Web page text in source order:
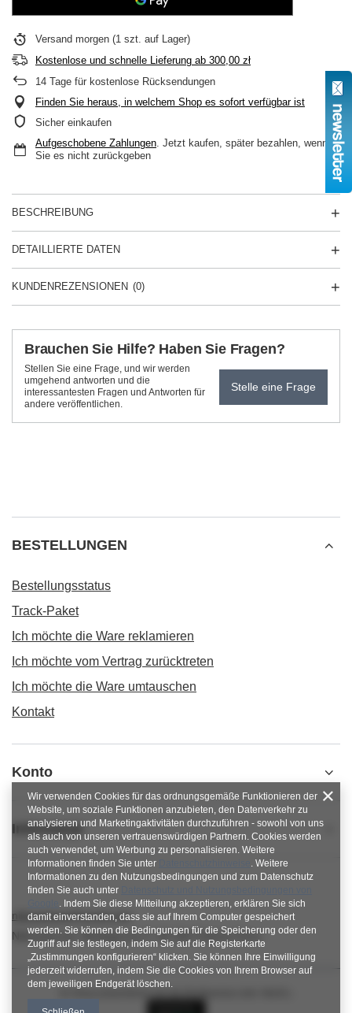
Versand morgen (1 szt. auf Lager)
Kostenlose und schnelle Lieferung ab 300,00 zł
14 Tage für kostenlose Rücksendungen
Finden Sie heraus, in welchem Shop es sofort verfügbar ist
Sicher einkaufen
Aufgeschobene Zahlungen. Jetzt kaufen, später bezahlen, wenn
Sie es nicht zurückgeben
BESCHREIBUNG
DETAILLIERTE DATEN
KUNDENREZENSIONEN (0)
Brauchen Sie Hilfe? Haben Sie Fragen?
Stellen Sie eine Frage, und wir werden
umgehend antworten und die
interessantesten Fragen und Antworten für
andere veröffentlichen.
Stelle eine Frage
BESTELLUNGEN
Bestellungsstatus
Track-Paket
Ich möchte die Ware reklamieren
Ich möchte vom Vertrag zurücktreten
Ich möchte die Ware umtauschen
Kontakt
Konto
Informacje
nitkowelove@gmail.com
NitkoweLove,Ekologiczna 2,65-364 Zielona Góra
Wir verwenden Cookies für das ordnungsgemäße Funktionieren der
Website, um soziale Funktionen anzubieten, den Datenverkehr zu
analysieren und Marketingaktivitäten durchzuführen - sowohl von uns
als auch von unseren vertrauenswürdigen Partnern. Cookies werden
auch verwendet, um Werbung zu personalisieren. Weitere
Informationen finden Sie unter
. Weitere
Informationen zu den Nutzungsbedingungen und zum Datenschutz
finden Sie auch unter
. Indem Sie diese Mitteilung akzeptieren, erklären Sie sich
damit einverstanden, dass sie auf Ihrem Computer gespeichert
werden. Sie können die Bedingungen für die Speicherung oder den
Zugriff auf sie festlegen, indem Sie auf die Registerkarte
„Zustimmungen konfigurieren“ klicken. Sie können Ihre Einwilligung
jederzeit widerrufen, indem Sie die Cookies von Ihrem Browser auf
dem jeweiligen Endgerät löschen.